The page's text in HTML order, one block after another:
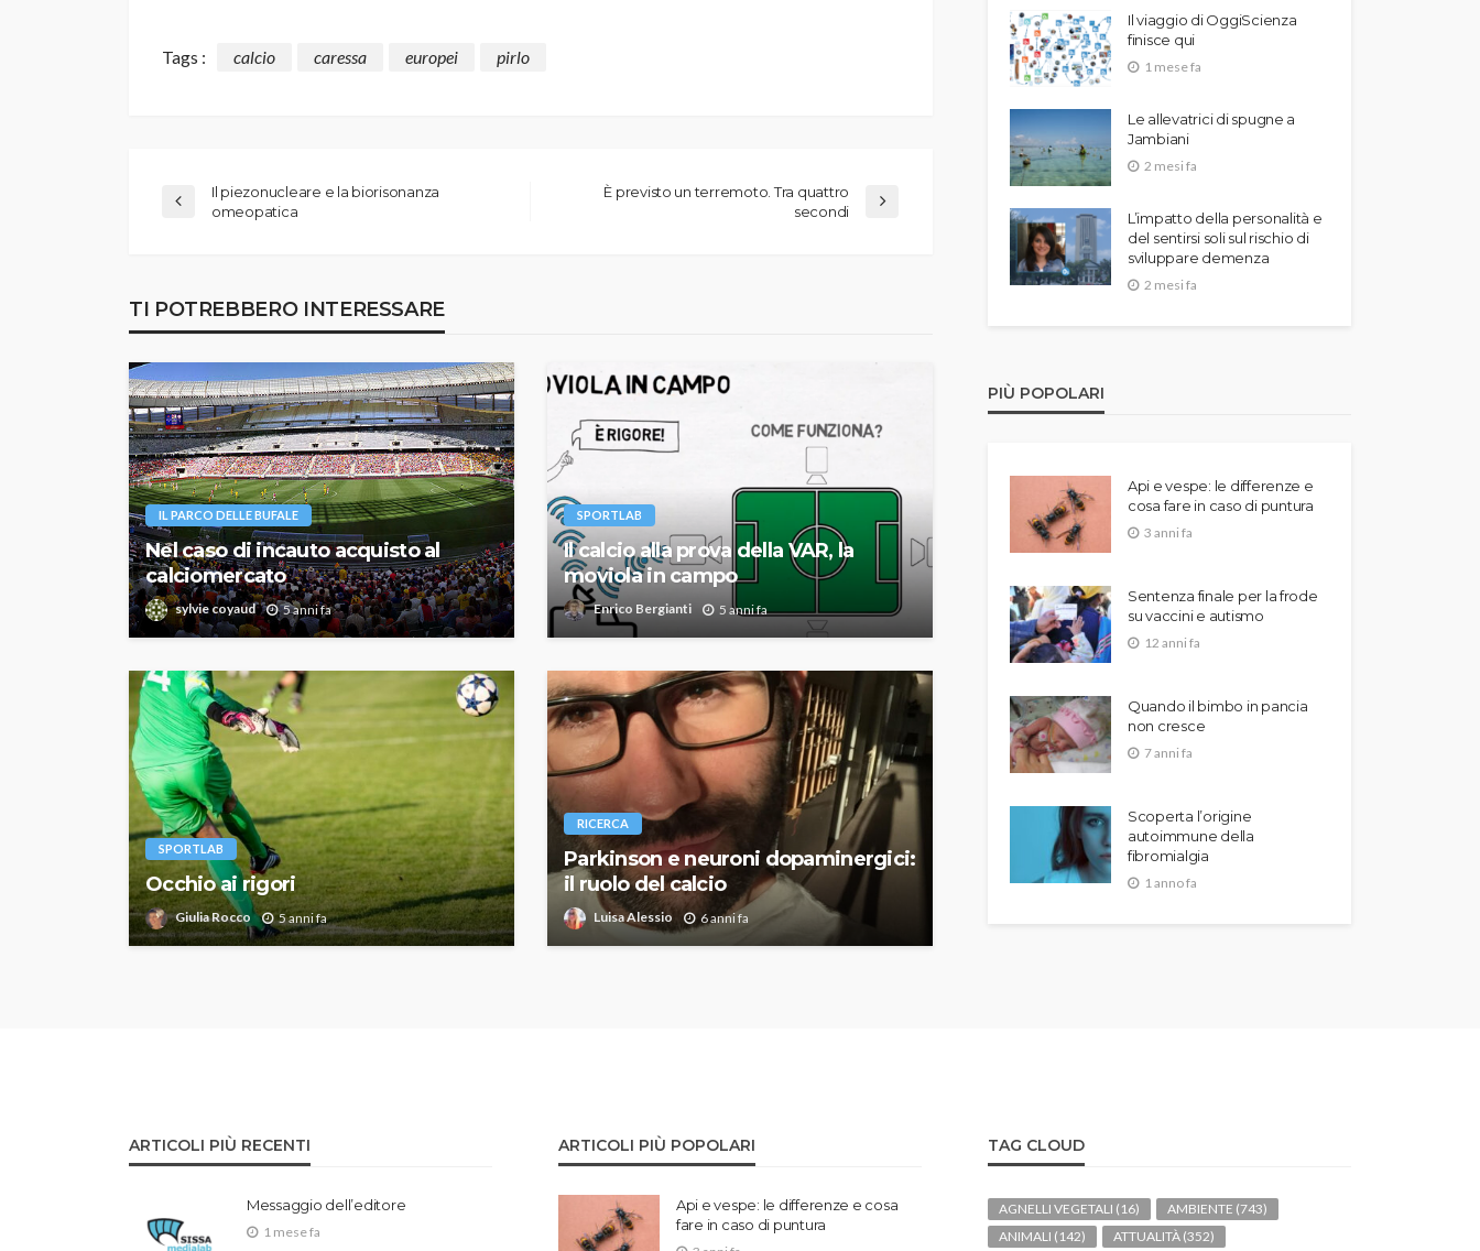
Tags : calcio caressa europei pirlo
Il piezonucleare e la biorisonanza
omeopatica
È previsto un terremoto. Tra quattro
secondi
TI POTREBBERO INTERESSARE
IL PARCO DELLE BUFALE
Nel caso di incauto acquisto al
calciomercato
sylvie coyaud 5 anni fa
SPORTLAB
Il calcio alla prova della VAR, la
moviola in campo
Enrico Bergianti 5 anni fa
SPORTLAB
Occhio ai rigori
Giulia Rocco 5 anni fa
RICERCA
Parkinson e neuroni dopaminergici:
il ruolo del calcio
Luisa Alessio 6 anni fa
Il viaggio di OggiScienza
finisce qui
1 mese fa
Le allevatrici di spugne a
Jambiani
2 mesi fa
L’impatto della personalità e
del sentirsi soli sul rischio di
sviluppare demenza
2 mesi fa
PIÙ POPOLARI
Api e vespe: le differenze e
cosa fare in caso di puntura
3 anni fa
Sentenza finale per la frode
su vaccini e autismo
12 anni fa
Quando il bimbo in pancia
non cresce
7 anni fa
Scoperta l’origine
autoimmune della
fibromialgia
1 anno fa
ARTICOLI PIÙ RECENTI
Messaggio dell’editore
1 mese fa
ARTICOLI PIÙ POPOLARI
Api e vespe: le differenze e cosa
fare in caso di puntura
TAG CLOUD
AGNELLI VEGETALI (16) AMBIENTE (743)
ANIMALI (142) ATTUALITÀ (352)